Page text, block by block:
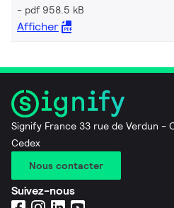
pdf 958.5 kB
Afficher
Signify France 33 rue de Verdun -
Cedex
Nous contacter
Suivez-nous